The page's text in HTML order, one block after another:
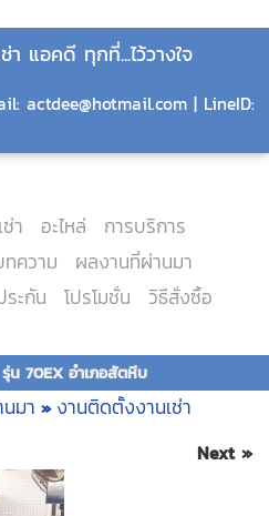
า แอคดี ทุกที่...ไว้วางใจ
actdee@hotmail.com | LineID:
า อะไหล่
การบริการ
ความ
ผลงานที่ผ่านมา
ระกัน โปรโมชั่น
วิธีสั่งซื้อ
น 70EX อำเภอสัตหีบ
มา » งานติดตั้งงานเช่า
Next »